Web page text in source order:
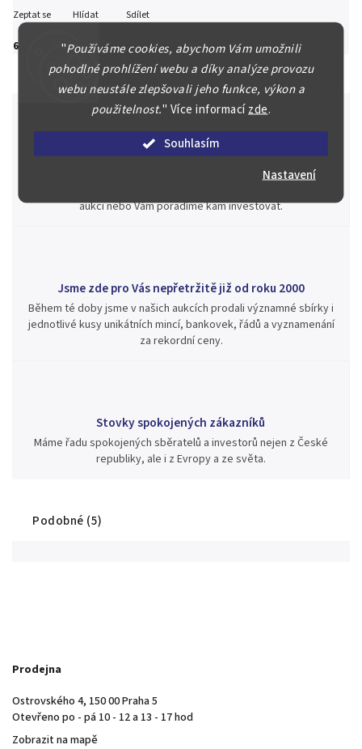
"Používáme cookies, abychom Vám umožnili
pohodlné prohlížení webu a díky analýze provozu
webu neustále zlepšovali jeho funkce, výkon a
použitelnost." Více informacízde.
Souhlasím
Nastavení
60 Kč
Zeptat se Hlídat Sdílet
Špičkové služby za nejlepší ceny
Náš kolektiv specialistů a znalců se Vám bude plně věnovat.
aukci nebo Vám poradíme kam investovat.
Jsme zde pro Vás nepřetržitě již od roku 2000
Během té doby jsme v našich aukcích prodali významné sbírky i
jednotlivé kusy unikátních mincí, bankovek, řádů a vyznamenání
za rekordní ceny.
Stovky spokojených zákazníků
Máme řadu spokojených sběratelů a investorů nejen z České
republiky, ale i z Evropy a ze světa.
Podobné (5)
Prodejna
Ostrovského 4, 150 00 Praha 5
Otevřeno po - pá 10 - 12 a 13 - 17 hod
Zobrazit na mapě